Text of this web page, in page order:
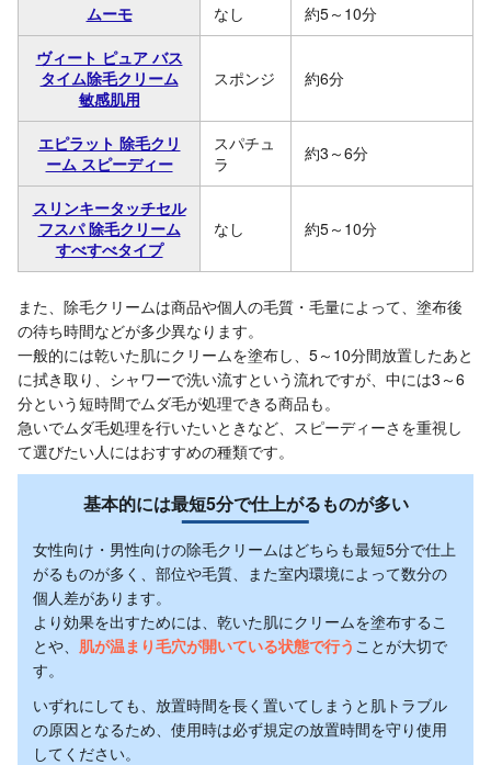
ムーモ
なし
約5～10分
ヴィート ピュア バス
タイム除毛クリーム
敏感肌用
スポンジ 約6分
エピラット 除毛クリ
ーム スピーディー
スパチュ
ラ
約3～6分
スリンキータッチセル
フスパ 除毛クリーム
すべすべタイプ
なし 約5～10分
また、除毛クリームは商品や個人の毛質・毛量によって、塗布後
の待ち時間などが多少異なります。
一般的には乾いた肌にクリームを塗布し、5～10分間放置したあと
に拭き取り、シャワーで洗い流すという流れですが、中には3～6
分という短時間でムダ毛が処理できる商品も。
急いでムダ毛処理を行いたいときなど、スピーディーさを重視し
て選びたい人にはおすすめの種類です。
基本的には最短5分で仕上がるものが多い
女性向け・男性向けの除毛クリームはどちらも最短5分で仕上
がるものが多く、部位や毛質、また室内環境によって数分の
個人差があります。
より効果を出すためには、乾いた肌にクリームを塗布するこ
とや、 肌が温まり毛穴が開いている状態で行う ことが大切で
す。
いずれにしても、放置時間を長く置いてしまうと肌トラブル
の原因となるため、使用時は必ず規定の放置時間を守り使用
してください。